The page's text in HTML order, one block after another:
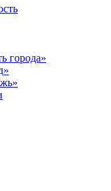
города»